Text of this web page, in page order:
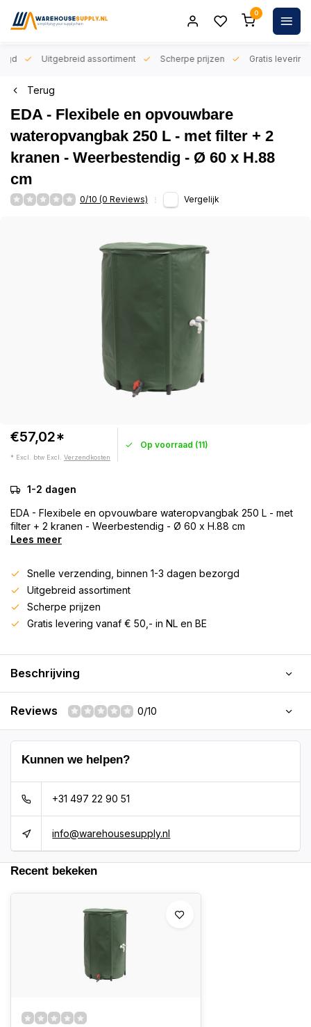
0
Uitgebreid assortiment Scherpe prijzen Gratis levering
Terug
EDA - Flexibele en opvouwbare
wateropvangbak 250 L - met filter + 2
kranen - Weerbestendig - Ø 60 x H.88
cm
0/10 (0 Reviews) Vergelijk
€57,02*
* Excl. btw Excl. Verzendkosten
Op voorraad (11)
1-2 dagen
EDA - Flexibele en opvouwbare wateropvangbak 250 L - met
filter + 2 kranen - Weerbestendig - Ø 60 x H.88 cm
Lees meer
Snelle verzending, binnen 1-3 dagen bezorgd
Uitgebreid assortiment
Scherpe prijzen
Gratis levering vanaf € 50,- in NL en BE
Beschrijving
Reviews 0/10
Kunnen we helpen?
+31 497 22 90 51
info@warehousesupply.nl
Recent bekeken